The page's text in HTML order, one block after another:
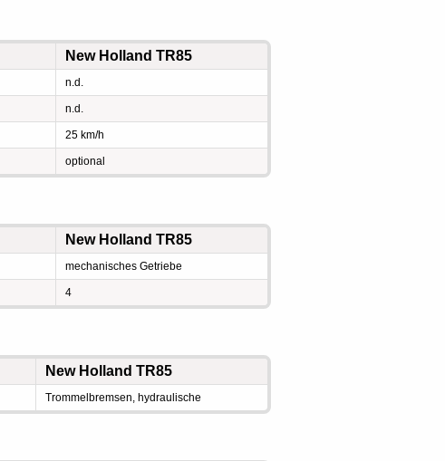
New Holland TR85
n.d.
n.d.
25 km/h
optional
New Holland TR85
mechanisches Getriebe
4
New Holland TR85
Trommelbremsen, hydraulische